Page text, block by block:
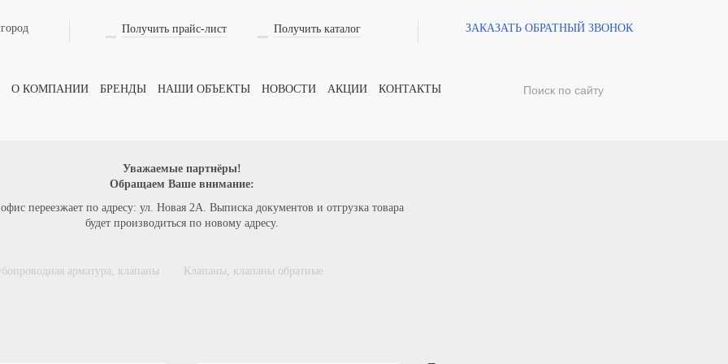
Получить прайс-лист Получить каталог ЗАКАЗАТЬ ОБРАТНЫЙ ЗВОНОК
О КОМПАНИИ БРЕНДЫ НАШИ ОБЪЕКТЫ НОВОСТИ АКЦИИ КОНТАКТЫ
Уважаемые партнёры!
Обращаем Ваше внимание:
переезжает по адресу: ул. Новая 2А. Выписка документов и отгрузка товара
будет производиться по новому адресу.
арматура, клапаны клапаны, клапаны обратные
на товар
ТЕЛЕФОН